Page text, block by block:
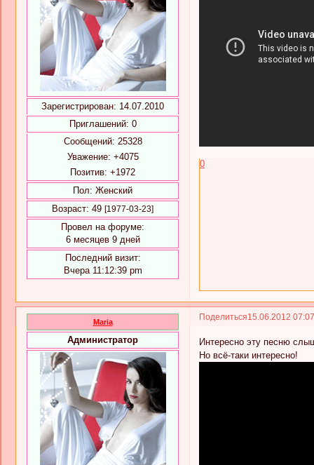
Зарегистрирован: 14.07.2010
Приглашений: 0
Сообщений: 25328
Уважение: +4075
Позитив: +1972
Пол: Женский
Возраст: 49 [1977-03-23]
Провел на форуме:
6 месяцев 9 дней
Последний визит:
Вчера 11:12:39 pm
0
Поделиться15.06.2012
Maria
Администратор
Интересно эту песню
Но всё-таки интересно!